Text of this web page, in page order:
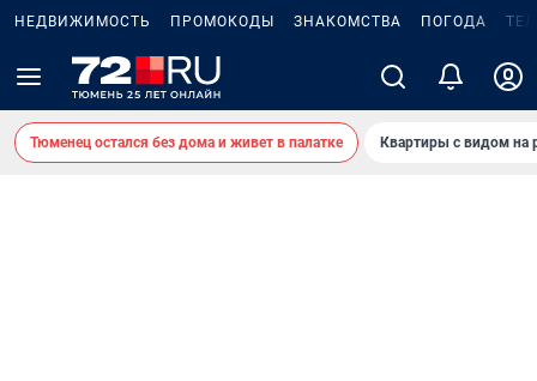
НЕДВИЖИМОСТЬ ПРОМОКОДЫ ЗНАКОМСТВА ПОГОДА
Тюменец остался без дома и живет в палатке Квартиры с видом на